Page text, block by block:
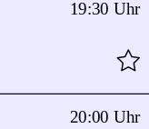
19:30 Uhr
20:00 Uhr